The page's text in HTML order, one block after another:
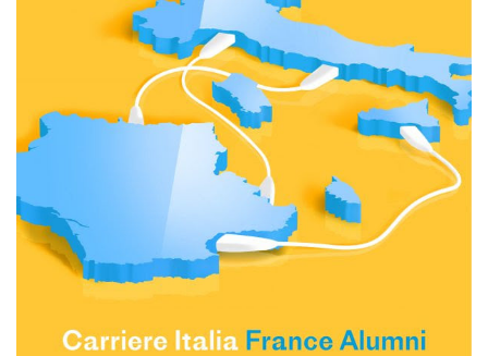
Doppi titoli
Borse di studio e di
ricerca
YEP - Young Entrepreneurs
Programme
CHI SIAMO
Contatti
Lavorare con noi
Appalti pubblici, gare
d'appalto e contratti
SOSTENERE L'INSTITUT
FRANCAIS ITALIA